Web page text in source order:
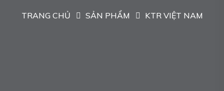
TRANG CHỦ SẢN PHẨM KTR VIỆT NAM